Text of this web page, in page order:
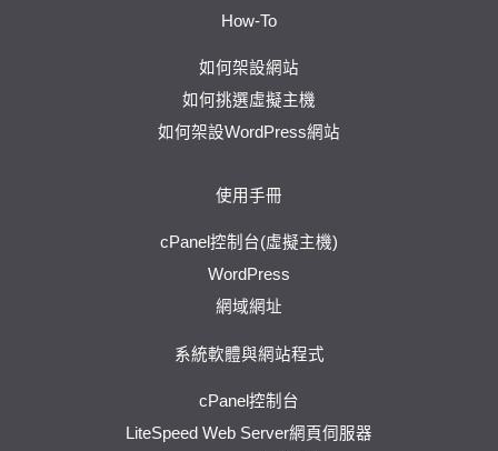
How-To
如何架設網站
如何挑選虛擬主機
如何架設WordPress網站
使用手冊
cPanel控制台(虛擬主機)
WordPress
網域網址
系統軟體與網站程式
cPanel控制台
LiteSpeed Web Server網頁伺服器